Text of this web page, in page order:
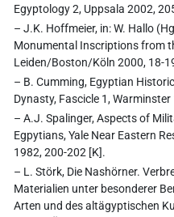
Egyptology 2, Uppsala 2002,
– J.K. Hoffmeier, in: W. Hallo
Monumental Inscriptions from
Leiden/Boston/Köln 2000, 18-
– B. Cumming, Egyptian
Dynasty, Fascicle 1, Warminster
– A.J. Spalinger, Aspects of
Egpytians, Yale Near Eastern
1982, 200-202 [K].
– L. Störk, Die Nashörner.
Materialien unter besonderer
Arten und des altägyptischen